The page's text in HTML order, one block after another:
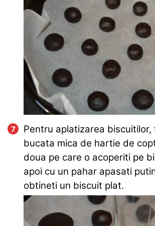
Pentru aplatizarea biscuitilor,
bucata mica de hartie de
doua pe care o acoperiti pe
apoi cu un pahar apasati
obtineti un biscuit plat.